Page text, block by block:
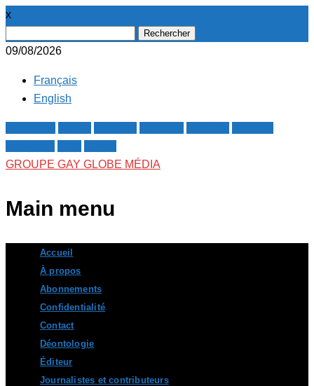
x
09/08/2026
Français
English
GROUPE GAY GLOBE MÉDIA
Main menu
content
Accueil
À propos
Abonnements
Confidentialité
Contact
Déontologie
Éditeur
Journalistes et contributeurs